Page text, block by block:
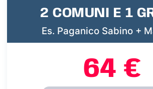
2 COMUNI E 1
Es. Paganico Sabino +
64 €